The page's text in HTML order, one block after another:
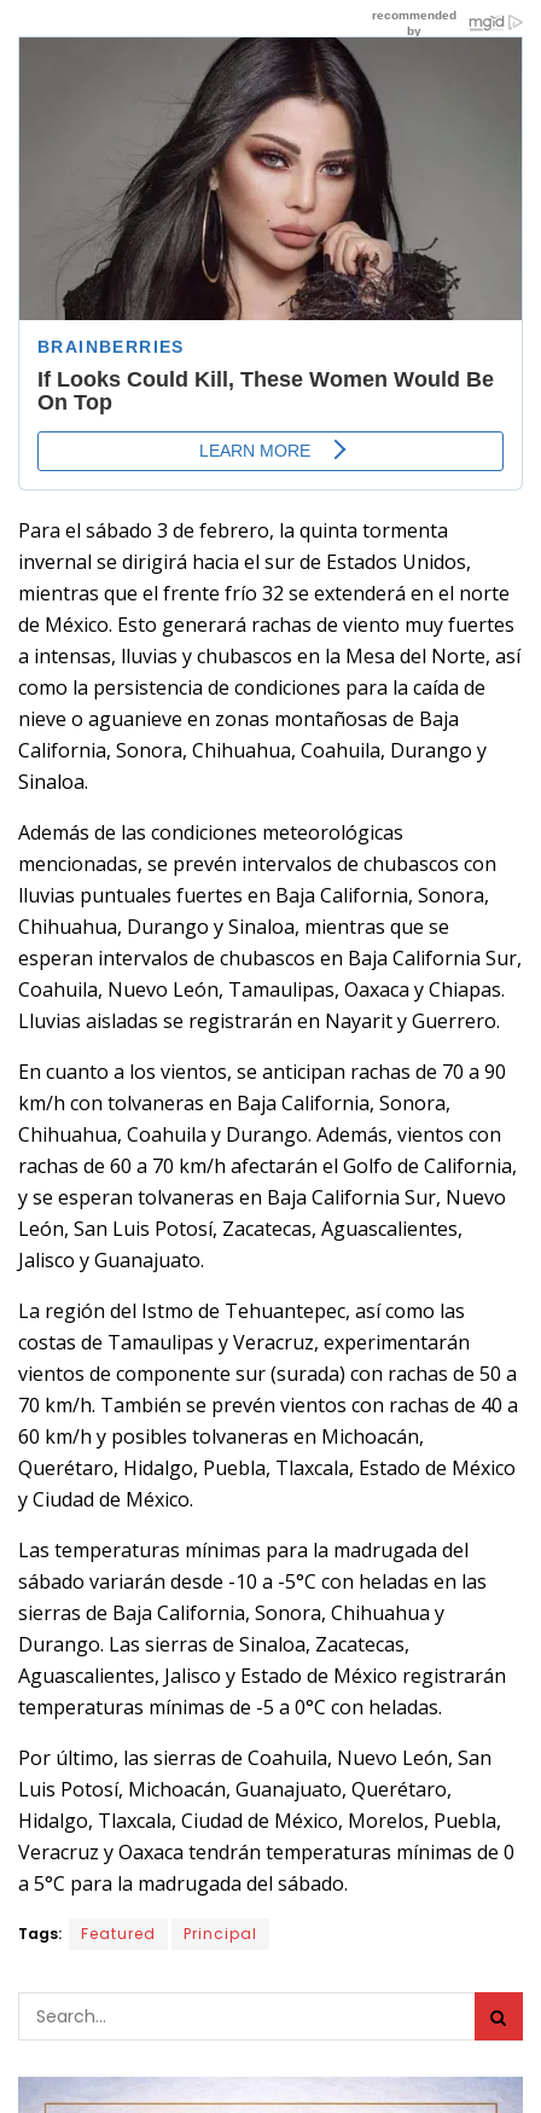
Para el sábado 3 de febrero, la quinta tormenta
invernal se dirigirá hacia el sur de Estados Unidos,
mientras que el frente frío 32 se extenderá en el norte
de México. Esto generará rachas de viento muy fuertes
a intensas, lluvias y chubascos en la Mesa del Norte, así
como la persistencia de condiciones para la caída de
nieve o aguanieve en zonas montañosas de Baja
California, Sonora, Chihuahua, Coahuila, Durango y
Sinaloa.
Además de las condiciones meteorológicas
mencionadas, se prevén intervalos de chubascos con
lluvias puntuales fuertes en Baja California, Sonora,
Chihuahua, Durango y Sinaloa, mientras que se
esperan intervalos de chubascos en Baja California Sur,
Coahuila, Nuevo León, Tamaulipas, Oaxaca y Chiapas.
Lluvias aisladas se registrarán en Nayarit y Guerrero.
En cuanto a los vientos, se anticipan rachas de 70 a 90
km/h con tolvaneras en Baja California, Sonora,
Chihuahua, Coahuila y Durango. Además, vientos con
rachas de 60 a 70 km/h afectarán el Golfo de California,
y se esperan tolvaneras en Baja California Sur, Nuevo
León, San Luis Potosí, Zacatecas, Aguascalientes,
Jalisco y Guanajuato.
La región del Istmo de Tehuantepec, así como las
costas de Tamaulipas y Veracruz, experimentarán
vientos de componente sur (surada) con rachas de 50 a
70 km/h. También se prevén vientos con rachas de 40 a
60 km/h y posibles tolvaneras en Michoacán,
Querétaro, Hidalgo, Puebla, Tlaxcala, Estado de México
y Ciudad de México.
Las temperaturas mínimas para la madrugada del
sábado variarán desde -10 a -5°C con heladas en las
sierras de Baja California, Sonora, Chihuahua y
Durango. Las sierras de Sinaloa, Zacatecas,
Aguascalientes, Jalisco y Estado de México registrarán
temperaturas mínimas de -5 a 0°C con heladas.
Por último, las sierras de Coahuila, Nuevo León, San
Luis Potosí, Michoacán, Guanajuato, Querétaro,
Hidalgo, Tlaxcala, Ciudad de México, Morelos, Puebla,
Veracruz y Oaxaca tendrán temperaturas mínimas de 0
a 5°C para la madrugada del sábado.
Tags: Featured Principal